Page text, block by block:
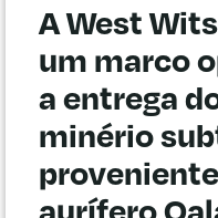
A West
um marco
a entrega
minério
aurífero